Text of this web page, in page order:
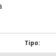
Tipo: